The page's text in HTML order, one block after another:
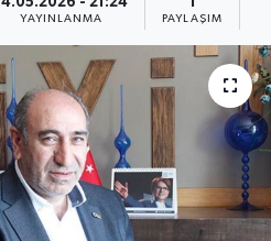
14.05.2026 - 21:24
YAYINLANMA PAYLAŞIM